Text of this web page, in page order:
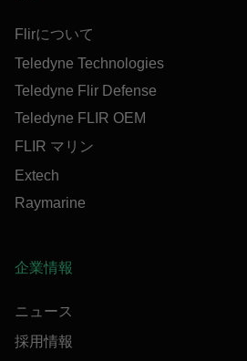
Flirについて
Teledyne Technologies
Teledyne Flir Defense
Teledyne FLIR OEM
FLIR マリン
Extech
Raymarine
企業情報
ニュース
採用情報